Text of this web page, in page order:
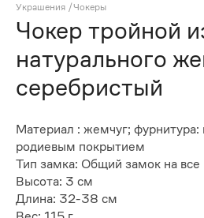
Украшения /Чокеры
Чокер тройной
натурального
серебристый
Материал : жемчуг;
родиевым покрытием
Тип замка: Общий замок на все
Высота: 3 см
Длина: 32-38 см